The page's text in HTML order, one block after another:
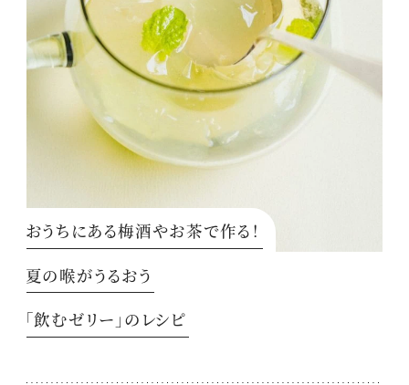
おうちにある梅酒やお茶で作る！
夏の喉がうるおう
「飲むゼリー」のレシピ